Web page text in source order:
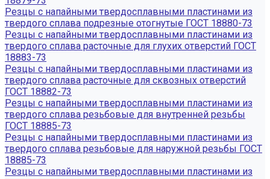
Резцы с напайными твердосплавными пластинами из
твердого сплава подрезные отогнутые ГОСТ 18880-73
Резцы с напайными твердосплавными пластинами из
твердого сплава расточные для глухих отверстий ГОСТ
18883-73
Резцы с напайными твердосплавными пластинами из
твердого сплава расточные для сквозных отверстий
ГОСТ 18882-73
Резцы с напайными твердосплавными пластинами из
твердого сплава резьбовые для внутренней резьбы
ГОСТ 18885-73
Резцы с напайными твердосплавными пластинами из
твердого сплава резьбовые для наружной резьбы ГОСТ
18885-73
Резцы с напайными твердосплавными пластинами из